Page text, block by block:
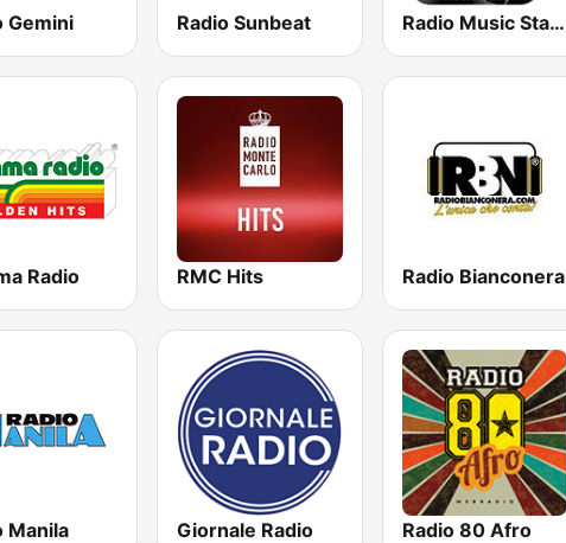
Gemini Radio Sunbeat Radio Music Star Vasco
Radio RMC Hits Radio Bianconera
Manila Giornale Radio Radio 80 Afro